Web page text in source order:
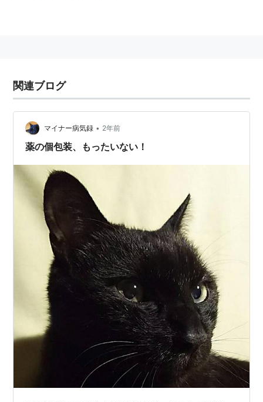
関連ブログ
マイナー病気録 • 2年前
薬の個包装、もったいない！